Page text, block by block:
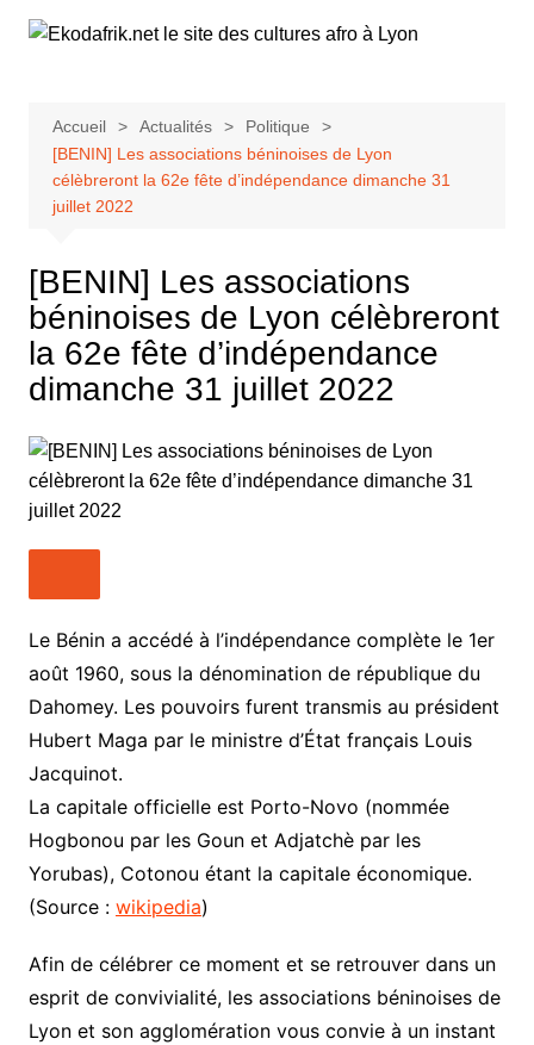
Accueil Actualités
Politique
[BENIN] Les associations béninoises de Lyon
célèbreront la 62e fête d’indépendance dimanche 31
juillet 2022
[BENIN] Les associations
béninoises de Lyon célèbreront
la 62e fête d’indépendance
dimanche 31 juillet 2022
Le Bénin a accédé à l’indépendance complète le 1er
août 1960, sous la dénomination de république du
Dahomey. Les pouvoirs furent transmis au président
Hubert Maga par le ministre d’État français Louis
Jacquinot.
La capitale officielle est Porto-Novo (nommée
Hogbonou par les Goun et Adjatchè par les
Yorubas), Cotonou étant la capitale économique.
(Source : wikipedia)
Afin de célébrer ce moment et se retrouver dans un
esprit de convivialité, les associations béninoises de
Lyon et son agglomération vous convie à un instant